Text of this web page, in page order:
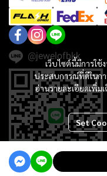
เว็บไซต์นี้มีการใ
ประสบการณ์ที่ดีในกา
อ่านรายละเอียดเพิ่ม
Set
@jewelofbkk